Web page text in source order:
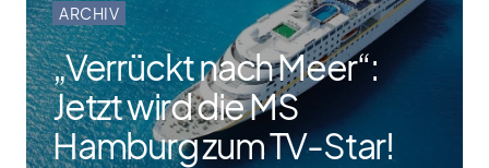
ARCHIV
„Verrückt nach Meer“:
Jetzt wird die MS
Hamburg zum TV-Star!